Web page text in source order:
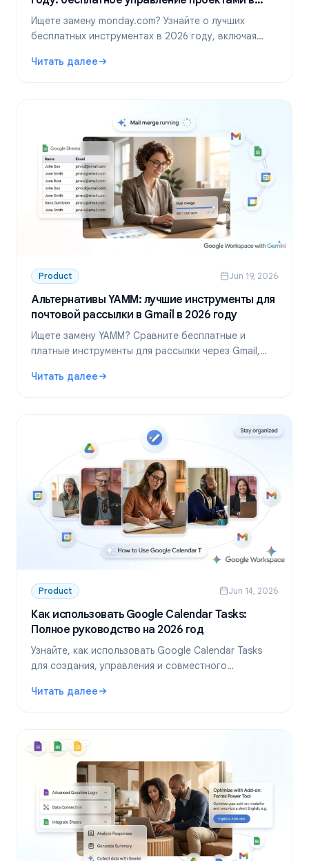
Google Workspace
Ищете замену monday.com? Узнайте о лучших
бесплатных инструментах в 2026 году, включая
Workspace — TasksBoard.
Читать далее
: Лучшие альтернативы monday.com в 2026 году:
Product Jun 19, 2026
Альтернативы YAMM: лучшие инструменты для
почтовой рассылки в Gmail в 2026 году
Ищете замену YAMM? Сравните бесплатные и
платные инструменты для рассылки через Gmail,
переходить на другой сервис.
Читать далее
: Альтернативы YAMM: лучшие инструменты для
Product Jun 14, 2026
Как использовать Google Calendar Tasks:
Полное руководство на 2026 год
Узнайте, как использовать Google Calendar Tasks
для создания, управления и совместного
Пошаговое руководство для частных лиц и команд.
Читать далее
: Как использовать Google Calendar Tasks: Полное